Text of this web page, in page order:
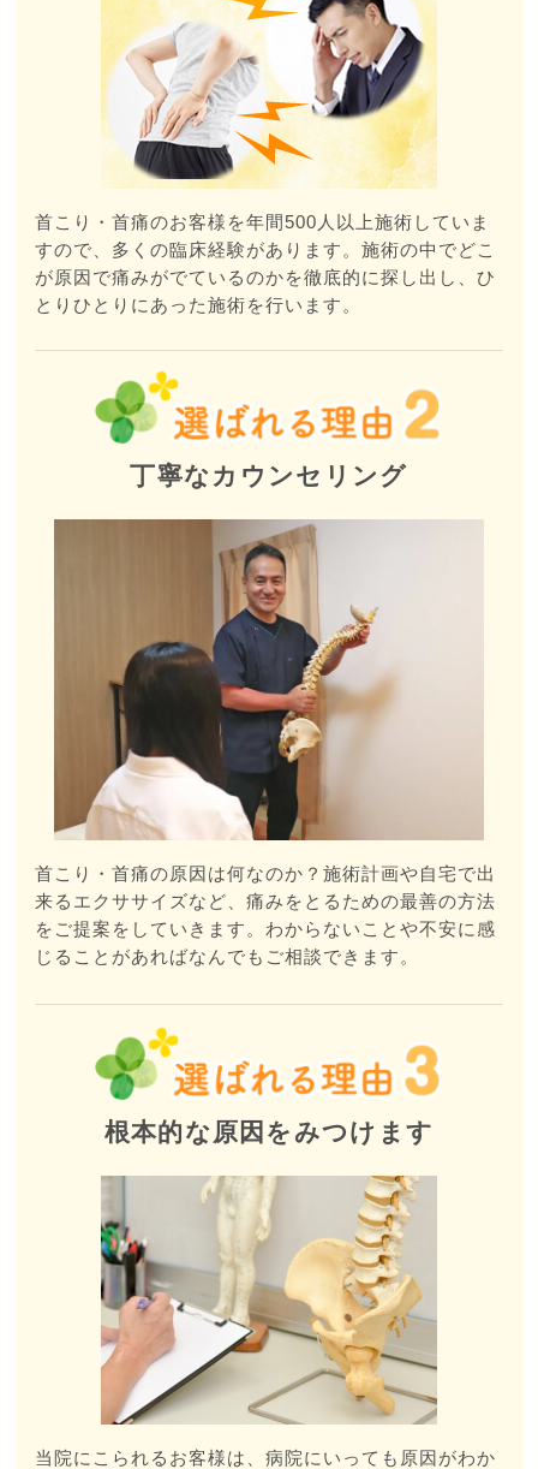
首こり・首痛のお客様を年間500人以上施術していま
すので、多くの臨床経験があります。施術の中でどこ
が原因で痛みがでているのかを徹底的に探し出し、ひ
とりひとりにあった施術を行います。
丁寧なカウンセリング
首こり・首痛の原因は何なのか？施術計画や自宅で出
来るエクササイズなど、痛みをとるための最善の方法
をご提案をしていきます。わからないことや不安に感
じることがあればなんでもご相談できます。
根本的な原因をみつけます
当院にこられるお客様は、病院にいっても原因がわか